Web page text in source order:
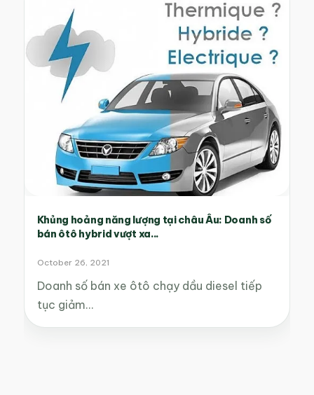
Khủng hoảng năng lượng tại châu Âu: Doanh số
bán ôtô hybrid vượt xa...
October 26, 2021
Doanh số bán xe ôtô chạy dầu diesel tiếp
tục giảm…